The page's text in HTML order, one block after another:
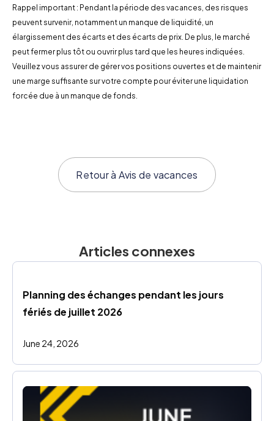
Rappel important : Pendant la période des vacances, des risques
peuvent survenir, notamment un manque de liquidité, un
élargissement des écarts et des écarts de prix. De plus, le marché
peut fermer plus tôt ou ouvrir plus tard que les heures indiquées.
Veuillez vous assurer de gérer vos positions ouvertes et de maintenir
une marge suffisante sur votre compte pour éviter une liquidation
forcée due à un manque de fonds.
Retour à Avis de vacances
Articles connexes
Planning des échanges pendant les jours
fériés de juillet 2026
June 24, 2026